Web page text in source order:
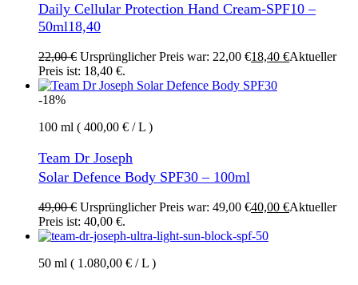
Daily Cellular Protection Hand Cream-SPF10 –
50ml18,40
22,00€ Ursprünglicher Preis war: 22,00 €18,40 €Aktueller
Preis ist: 18,40 €.
-18%
100 ml ( 400,00 € / L )
Team Dr Joseph
Solar Defence Body SPF30 – 100ml
49,00€ Ursprünglicher Preis war: 49,00 €40,00 €Aktueller
Preis ist: 40,00 €.
50 ml ( 1.080,00 € / L )